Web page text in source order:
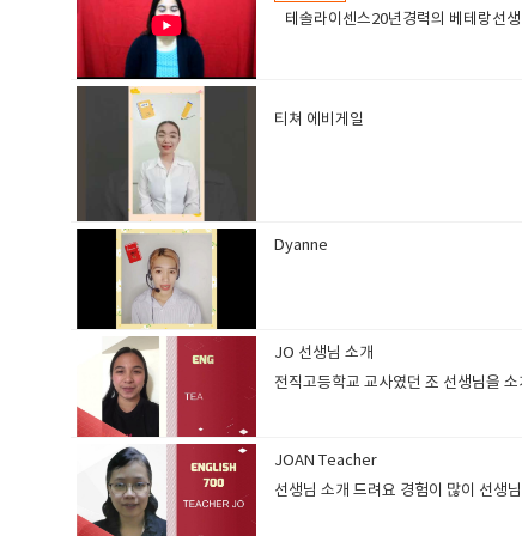
테솔라이센스20년경력의 베테랑선
티쳐 에비게일
Dyanne
JO 선생님 소개
전직고등학교 교사였던 조 선생님을
JOAN Teacher